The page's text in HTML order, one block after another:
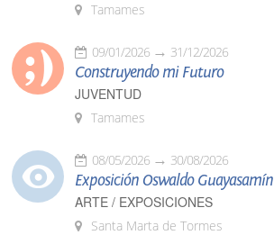
Tamames
09/01/2026 31/12/2026
Construyendo mi Futuro
JUVENTUD
Tamames
08/05/2026 30/08/2026
Exposición Oswaldo Guayasamín
ARTE / EXPOSICIONES
Santa Marta de Tormes